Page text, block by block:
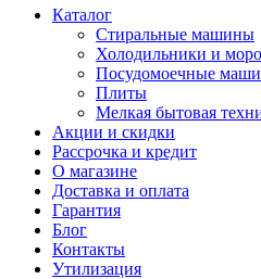
Каталог
Стиральные машины
Холодильники и
Посудомоечные
Плиты
Мелкая бытовая
Акции и скидки
Рассрочка и кредит
О магазине
Доставка и оплата
Гарантия
Блог
Контакты
Утилизация